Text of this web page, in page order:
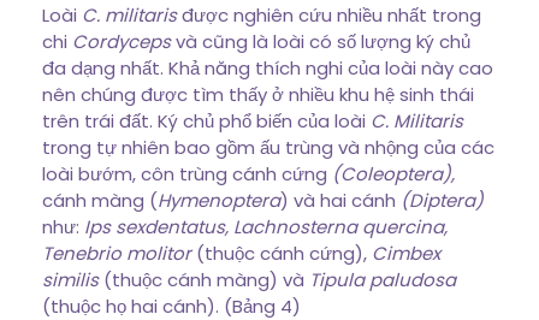
Loài C. militarisđược nghiên cứu nhiều nhất trong
chi Cordycepsvà cũng là loài có số lượng ký chủ
đa dạng nhất. Khả năng thích nghi của loài này cao
nên chúng được tìm thấy ở nhiều khu hệ sinh thái
trên trái đất. Ký chủ phổ biến của loài C. Militaris
trong tự nhiên bao gồm ấu trùng và nhộng của các
loài bướm, côn trùng cánh cứng (Coleoptera),
cánh màng (Hymenoptera) và hai cánh (Diptera)
như: Ips sexdentatus, Lachnosterna quercina,
Tenebrio molitor(thuộc cánh cứng), Cimbex
similis(thuộc cánh màng) và Tipula paludosa
(thuộc họ hai cánh). (Bảng 4)